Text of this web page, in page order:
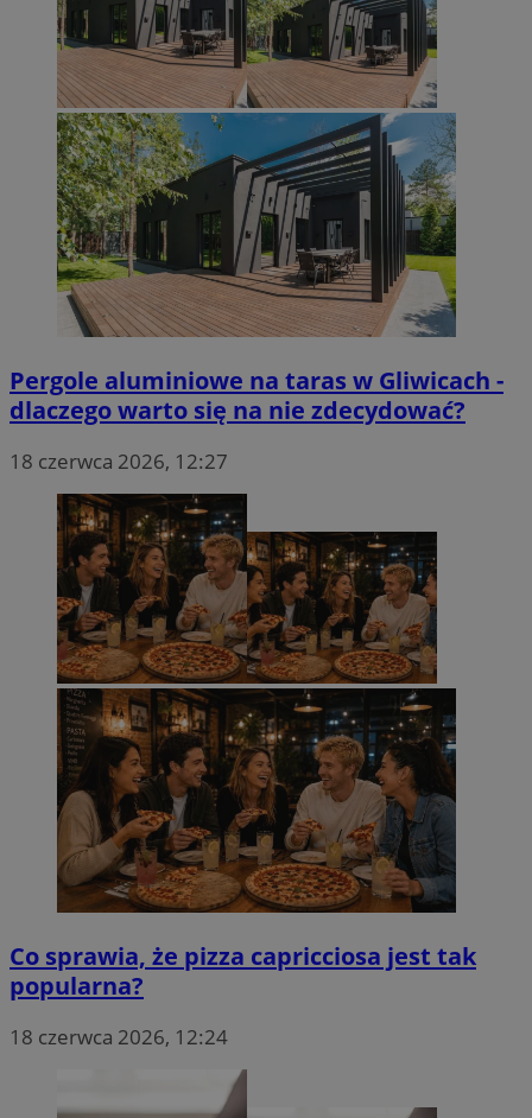
Pergole aluminiowe na taras w Gliwicach -
dlaczego warto się na nie zdecydować?
18 czerwca 2026, 12:27
Co sprawia, że pizza capricciosa jest tak
popularna?
18 czerwca 2026, 12:24